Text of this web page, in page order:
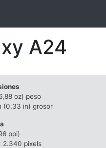
A24
oz) peso
(0,33 in) grosor
ppi)
2.340 pixels